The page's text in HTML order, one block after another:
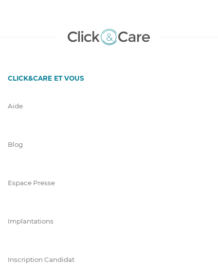
CLICK&CARE ET VOUS
Aide
Blog
Espace Presse
Implantations
Inscription Candidat